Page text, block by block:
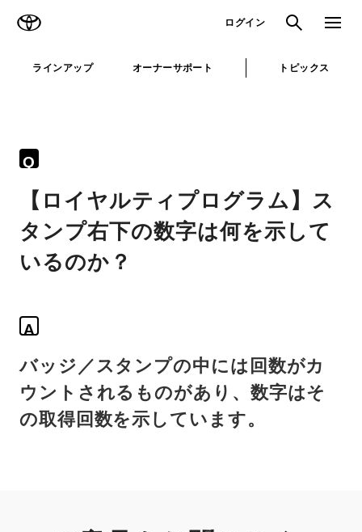
ログイン 検索 メニュ
ラインアップ オーナーサポート トピックス
Q
【ロイヤルティプログラム】ス
タンプ右下の数字は何を示して
いるのか？
A
バッジ／スタンプの中には回数がカ
ウントされるものがあり、数字はそ
の取得回数を示しています。